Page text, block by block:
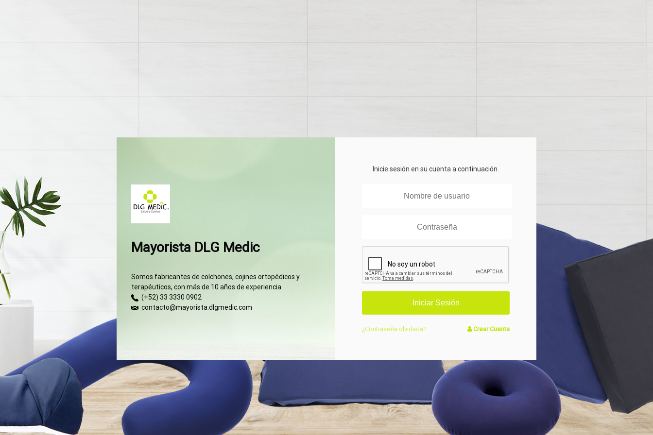
Mayorista DLG Medic
Somos fabricantes de colchones, cojines ortopédicos y
terapéuticos, con más de 10 años de experiencia.
(+52) 33 3330 0902
contacto@mayorista.dlgmedic.com
Inicie sesión en su cuenta a continuación.
¿Contraseña olvidada? Crear Cuenta